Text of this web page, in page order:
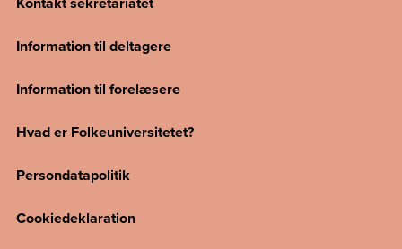
Information til deltagere
Information til forelæsere
Hvad er Folkeuniversitetet?
Persondatapolitik
Cookiedeklaration